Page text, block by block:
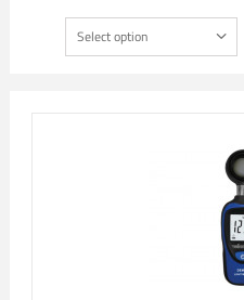
Select option